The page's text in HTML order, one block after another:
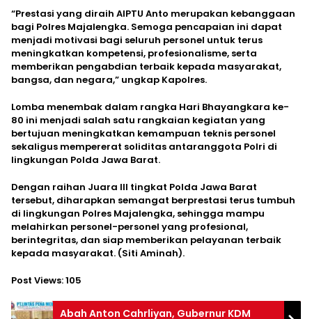
“Prestasi yang diraih AIPTU Anto merupakan kebanggaan
bagi Polres Majalengka. Semoga pencapaian ini dapat
menjadi motivasi bagi seluruh personel untuk terus
meningkatkan kompetensi, profesionalisme, serta
memberikan pengabdian terbaik kepada masyarakat,
bangsa, dan negara,” ungkap Kapolres.
Lomba menembak dalam rangka Hari Bhayangkara ke-
80 ini menjadi salah satu rangkaian kegiatan yang
bertujuan meningkatkan kemampuan teknis personel
sekaligus mempererat soliditas antaranggota Polri di
lingkungan Polda Jawa Barat.
Dengan raihan Juara III tingkat Polda Jawa Barat
tersebut, diharapkan semangat berprestasi terus tumbuh
di lingkungan Polres Majalengka, sehingga mampu
melahirkan personel-personel yang profesional,
berintegritas, dan siap memberikan pelayanan terbaik
kepada masyarakat. (Siti Aminah).
Post Views:105
Abah Anton Cahrliyan, Gubernur KDM